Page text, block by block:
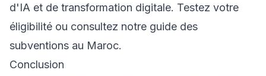
d'IA et de transformation digitale. Testez votre
éligibilité ou consultez notre guide des
subventions au Maroc.
Conclusion